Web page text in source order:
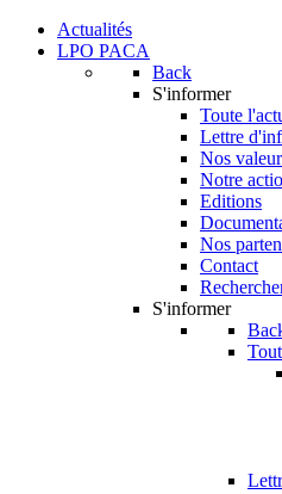
Actualités
LPO PACA
Back
S'informer
Toute
Lettre
Nos
Notre
Editions
Nos
Contact
S'informer